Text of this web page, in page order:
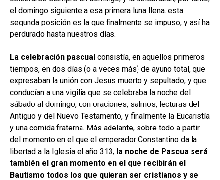
el domingo siguiente a esa primera luna llena; esta
segunda posición es la que finalmente se impuso, y así ha
perdurado hasta nuestros días.
La celebración pascual consistía, en aquellos primeros
tiempos, en dos días (o a veces más) de ayuno total, que
expresaban la unión con Jesús muerto y sepultado, y que
conducían a una vigilia que se celebraba la noche del
sábado al domingo, con oraciones, salmos, lecturas del
Antiguo y del Nuevo Testamento, y finalmente la Eucaristía
y una comida fraterna. Más adelante, sobre todo a partir
del momento en el que el emperador Constantino da la
libertad a la Iglesia el año 313, la noche de Pascua será
también el gran momento en el que recibirán el
Bautismo todos los que quieran ser cristianos y se